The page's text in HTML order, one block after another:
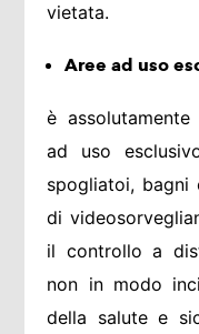
vietata.
Aree ad uso
è
ad uso
spogliatoi, bagni
di
il controllo a
non in modo
della salute e